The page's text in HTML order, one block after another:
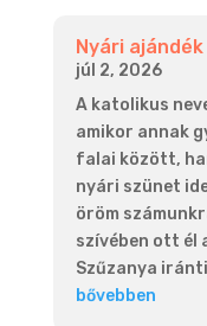
Nyári ajándék
júl 2, 2026
A katolikus
amikor annak
falai között,
nyári szünet
öröm
szívében ott él
Szűzanya
bővebben